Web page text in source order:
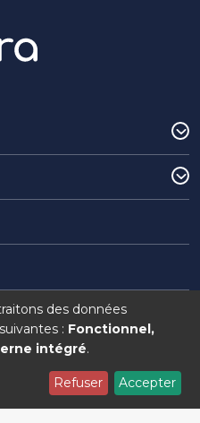
Interaction
Politique de cookies
des données
: Fonctionnel,
intégré.
Refuser Accepter